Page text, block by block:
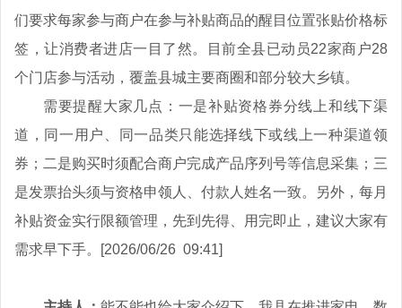
们要求每家参与商户在参与补贴商品的醒目位置张贴价格标
签，让消费者进店一目了然。目前全县已动员22家商户28
个门店参与活动，覆盖县城主要商圈和部分较大乡镇。
需要提醒大家几点：一是补贴资格券分线上和线下渠
道，同一用户、同一品类只能选择线下或线上一种渠道领
券；二是购买时须配合商户完成产品序列号等信息采集；三
是发票抬头须与资格申领人、付款人姓名一致。另外，每月
补贴资金实行限额管理，先到先得、用完即止，建议大家有
需求早下手。[2026/06/26 09:41]